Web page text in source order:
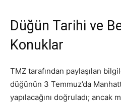
Düğün Tarihi ve
Konuklar
TMZ tarafından paylaşılan
düğünün 3 Temmuz’da
yapılacağını doğruladı;